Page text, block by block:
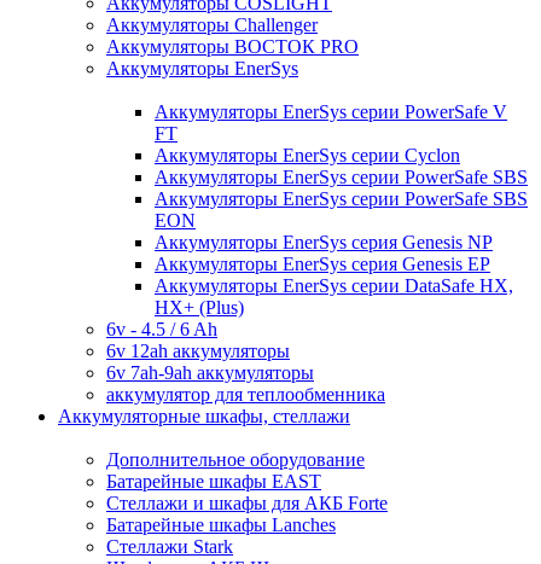
Аккумуляторы Challenger
Аккумуляторы ВОСТОК PRO
Аккумуляторы EnerSys
Аккумуляторы EnerSys серии PowerSafe V
FT
Аккумуляторы EnerSys серии Cyclon
Аккумуляторы EnerSys серии PowerSafe SBS
Аккумуляторы EnerSys серии PowerSafe SBS
EON
Аккумуляторы EnerSys серия Genesis NP
Аккумуляторы EnerSys серия Genesis EP
Аккумуляторы EnerSys серии DataSafe HX,
HX+ (Plus)
6v - 4.5 / 6 Ah
6v 12ah аккумуляторы
6v 7ah-9ah аккумуляторы
аккумулятор для теплообменника
Аккумуляторные шкафы, стеллажи
Дополнительное оборудование
Батарейные шкафы EAST
Стеллажи и шкафы для АКБ Forte
Батарейные шкафы Lanches
Стеллажи Stark